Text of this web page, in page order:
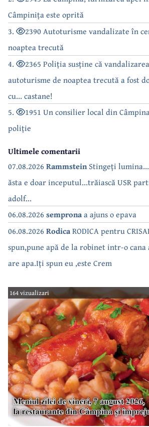
Câmpinița este oprită
3.
2390 Autoturisme vandalizate în
noaptea trecută
4.
2365 Poliția susține că
autoturisme de noaptea trecută a fost
cu... castane!
5.
1951 Un consilier local din
poliție
Ultimele comentarii
07.08.2026 RammsteinStingeți
ăsta e doar inceputul...trăiască USR
adolf...
06.08.2026 sempronaa ajuns o epava
06.08.2026 RodicaRODICA pentru
spun,pune apă de la robinet intr-o cana
are apa.Iți spun eu ,este Crem
164 vizualizari